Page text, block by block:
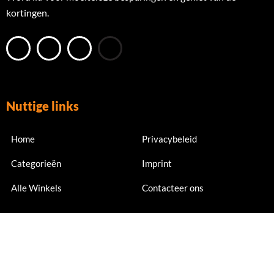
kortingen.
Nuttige links
Home
Categorieën
Alle Winkels
Privacybeleid
Imprint
Contacteer ons